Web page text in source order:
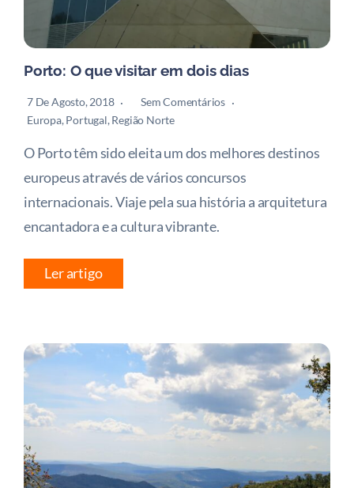
Porto: O que visitar em dois dias
7 De Agosto, 2018
Sem Comentários
Europa, Portugal, Região Norte
O Porto têm sido eleita um dos melhores destinos
europeus através de vários concursos
internacionais. Viaje pela sua história a arquitetura
encantadora e a cultura vibrante.
Ler artigo